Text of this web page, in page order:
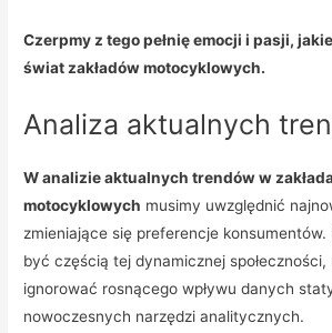
Czerpmy z tego pełnię emocji i pasji,
świat zakładów motocyklowych.
Analiza aktualnych
W analizie aktualnych trendów w
motocyklowych musimy uwzględnić
zmieniające się preferencje
być częścią tej dynamicznej społeczności,
ignorować rosnącego wpływu danych
nowoczesnych narzędzi analitycznych.